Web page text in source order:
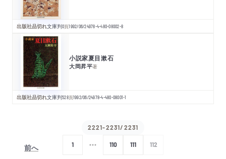
出版社品切れ文庫判0頁1992/06/24978-4-480-08002-8
小説家夏目漱石
大岡昇平著
出版社品切れ文庫判528頁1992/06/24978-4-480-08001-1
前へ
2221-2231/2231
1 110 111 112